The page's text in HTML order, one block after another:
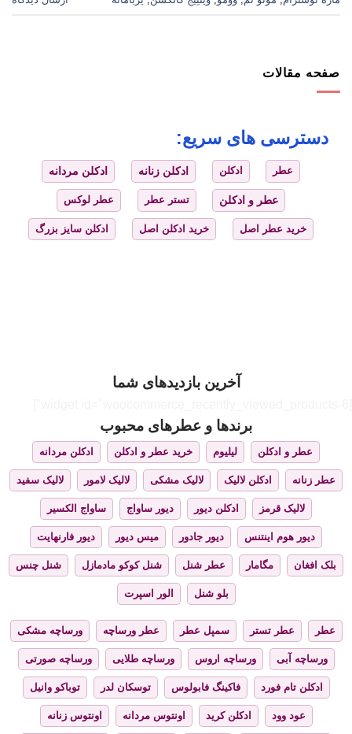
صفحه مقالات
دسترسی های سریع:
عطر ادکلن ادکلن زنانه ادکلن مردانه
عطر و ادکلن تستر عطر عطر لوکس
خرید عطر اصل خرید ادکلن اصل ادکلن سایز بزرگ
آخرین بازدیدهای شما
برندها و عطرهای محبوب
عطر و ادکلن لیلیوم خرید عطر و ادکلن ادکلن مردانه
عطر زنانه ادکلن لالیک لالیک مشکی لالیک لامور لالیک سفید
لالیک قرمز ادکلن دیور دیور ساواج ساواج الکسیر
دیور هوم اینتنس دیور جادور میس دیور دیور فارنهایت
بلک افغان مگامار عطر شنل شنل کوکو مادمازل شنل چنس
بلو شنل الور اسپرت
عطر عطر تستر سمپل عطر عطر ورساچه ورساچه مشکی
ورساچه آبی ورساچه اروس ورساچه طلایی ورساچه صورتی
ادکلن تام فورد فاکینگ فابولوس توسکان لدر توباکو وانیل
عود وود ادکلن کرید اونتوس مردانه اونتوس زنانه